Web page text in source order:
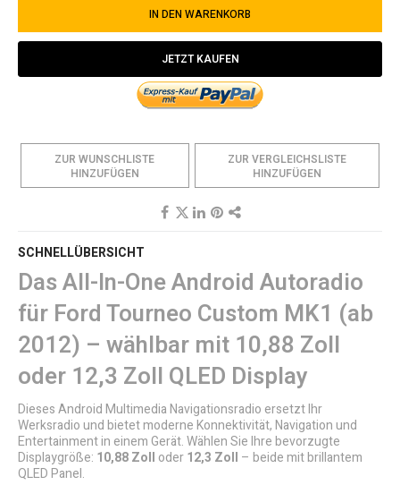
IN DEN WARENKORB
JETZT KAUFEN
ZUR WUNSCHLISTE
HINZUFÜGEN
ZUR VERGLEICHSLISTE
HINZUFÜGEN
SCHNELLÜBERSICHT
Das All-In-One Android Autoradio
für Ford Tourneo Custom MK1 (ab
2012) – wählbar mit 10,88 Zoll
oder 12,3 Zoll QLED Display
Dieses Android Multimedia Navigationsradio ersetzt Ihr
Werksradio und bietet moderne Konnektivität, Navigation und
Entertainment in einem Gerät. Wählen Sie Ihre bevorzugte
Displaygröße: 10,88 Zoll oder12,3 Zoll – beide mit brillantem
QLED Panel.